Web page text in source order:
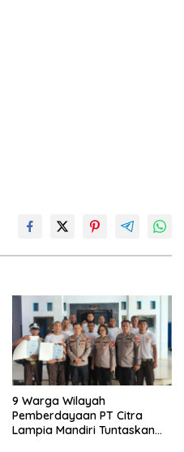
9 Warga Wilayah
Pemberdayaan PT Citra
Lampia Mandiri Tuntaskan